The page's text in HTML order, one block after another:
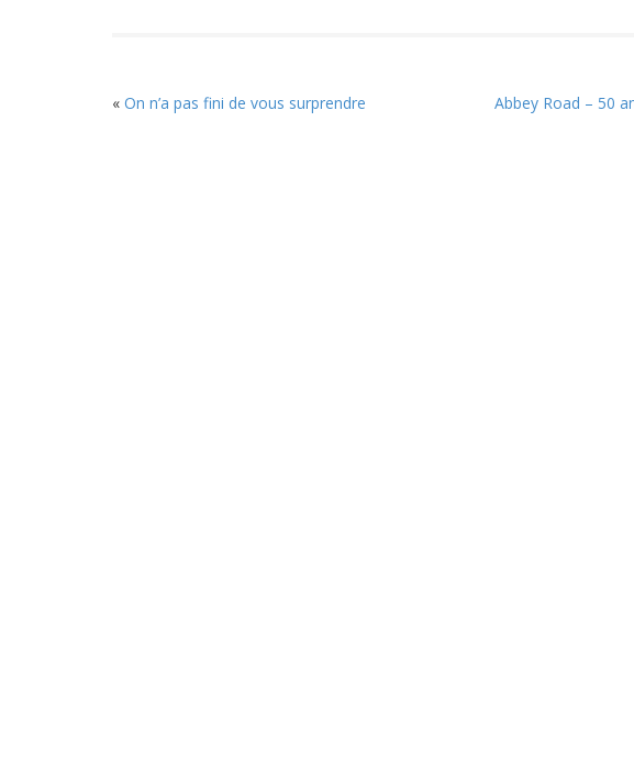
« On n’a pas fini de vous surprendre Abbey Road – 50